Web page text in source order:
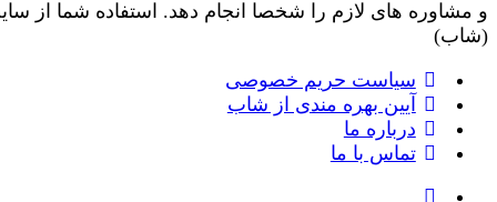
(شاب)
سیاست حریم خصوصی
آیین بهره مندی از شاب
درباره ما
تماس با ما